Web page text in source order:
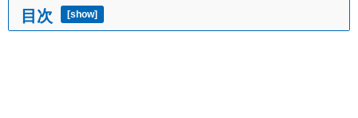
目次 [show]